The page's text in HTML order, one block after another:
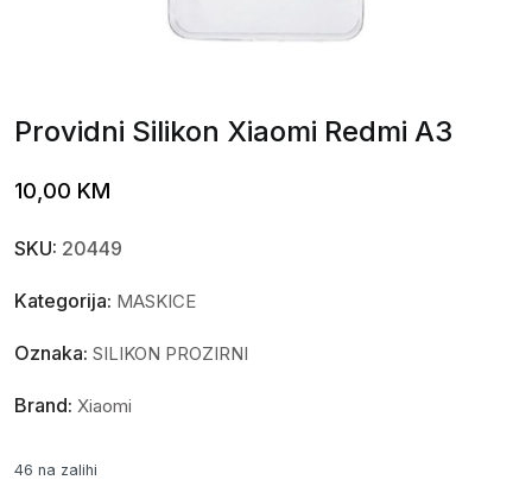
Providni Silikon Xiaomi Redmi A3
10,00 KM
SKU: 20449
Kategorija: MASKICE
Oznaka: SILIKON PROZIRNI
Brand: Xiaomi
46 na zalihi